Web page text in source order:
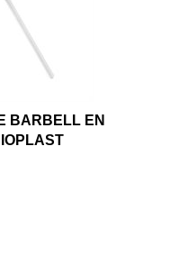
BARBELL EN